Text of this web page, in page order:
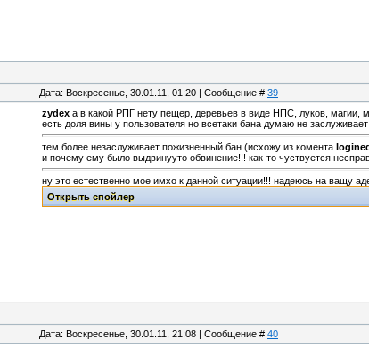
Дата: Воскресенье, 30.01.11, 01:20 | Сообщение # 39
zydex а в какой РПГ нету пещер, деревьев в виде НПС, луков, магии,
есть доля вины у пользователя но всетаки бана думаю не
тем более незаслуживает пожизненный бан (исхожу из комента
и почему ему было выдвинууто обвинение!!! как-то чуствуется
ну это естественно мое имхо к данной ситуации!!! надеюсь на ващу
Дата: Воскресенье, 30.01.11, 21:08 | Сообщение # 40